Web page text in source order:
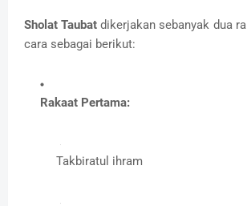
Sholat Taubat dikerjakan sebanyak dua
cara sebagai berikut:
Rakaat Pertama:
Takbiratul ihram